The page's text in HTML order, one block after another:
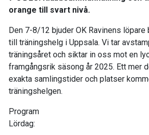
orange till svart nivå.
Den 7-8/12 bjuder OK Ravinens löpare
till träningshelg i Uppsala. Vi tar
träningsåret och siktar in oss mot en
framgångsrik säsong år 2025. Ett mer
exakta samlingstider och platser
träningshelgen.
Program
Lördag: